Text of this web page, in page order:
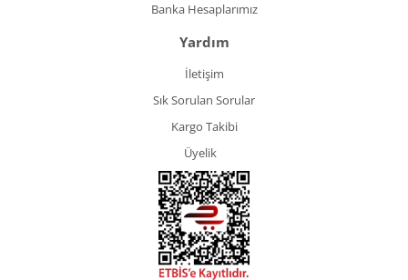
Banka Hesaplarımız
Yardım
İletişim
Sık Sorulan Sorular
Kargo Takibi
Üyelik